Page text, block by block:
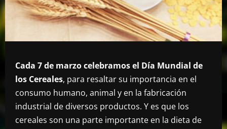
Cada 7 de marzo celebramos el Día Mundial de
los Cereales, para resaltar su importancia en el
consumo humano, animal y en la fabricación
industrial de diversos productos. Y es que los
cereales son una parte importante en la dieta de